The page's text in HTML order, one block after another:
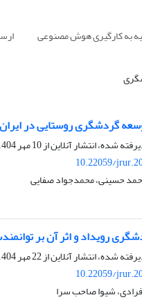
به کارگیری هوش مصنوعی
گردشگری روستایی در
شده، انتشار آنلاین از10 مهر 1404
10.22059/
حسینی، محمدجواد صفایی
رویداد و اثر آن بر
شده، انتشار آنلاین از22 مهر 1404
10.22059/
شیوا صاحب سرا